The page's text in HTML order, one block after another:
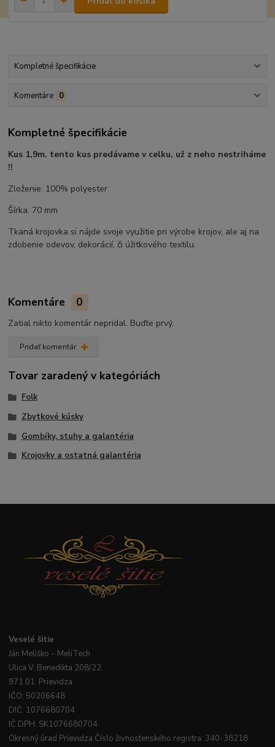
Kompletné špecifikácie
Komentáre 0
Kompletné špecifikácie
Kus 1,9m. tento kus predávame v celku, už z neho nestriháme
!!
Zloženie: 100% polyester
Šírka: 70 mm
Tkaná krojovka si nájde svoje využitie pri výrobe krojov, ale aj na
zdobenie odevov, dekorácií, či úžitkového textilu.
Komentáre 0
Zatial nikto komentár nepridal. Buďte prvý.
Pridať komentár
Tovar zaradený v kategóriách
Folk
Zbytkové kúsky
Gombíky, stuhy a galantéria
Krojovky a ostatná galantéria
Veselé šitie
Ján Meliško – MeliTech
Ulica V. Benedikta 208/22
971 01 Prievidza
IČO: 50206648
DIČ: 1076680704
IČ DPH: SK1076680704
Okresný úrad Prievidza Číslo živnostenského registra: 340-38218